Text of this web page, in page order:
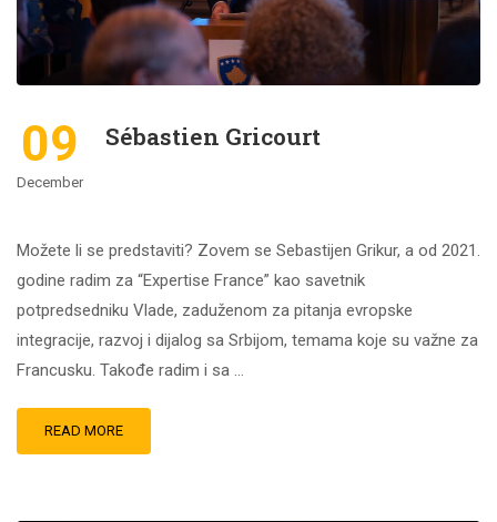
09
December
Sébastien Gricourt
Možete li se predstaviti? Zovem se Sebastijen Grikur, a od 2021.
godine radim za “Expertise France” kao savetnik
potpredsedniku Vlade, zaduženom za pitanja evropske
integracije, razvoj i dijalog sa Srbijom, temama koje su važne za
Francusku. Takođe radim i sa …
READ MORE